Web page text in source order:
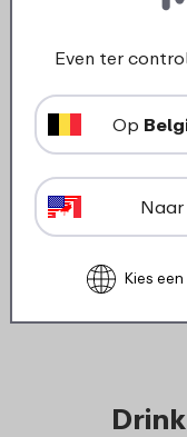
Wil je een unieke
Mepal
personaliserendie
kleuren, naam
herkenbare en
lunchtijd niet
Even ter
Op
Naar